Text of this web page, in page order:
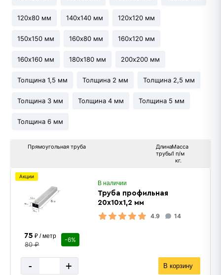
120х80 мм 140х140 мм 120х120 мм
150х150 мм 160х80 мм 160х120 мм
160х160 мм 180х180 мм 200х200 мм
Толщина 1,5 мм Толщина 2 мм Толщина 2,5 мм
Толщина 3 мм Толщина 4 мм Толщина 5 мм
Толщина 6 мм
Прямоугольная труба
Длина
трубы
Масса
1 п/м
кг.
Акции
В наличии
Труба профильная
20х10х1,2 мм
4.9
14
75 ₽ / метр
80 ₽
-6%
- + В корзину